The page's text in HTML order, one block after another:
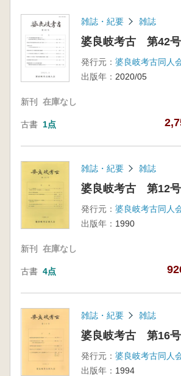
雑誌・紀要 雑誌
婆良岐考古 第42号
発行元： 婆良岐考古同人
出版年： 2020/05
新刊 在庫なし
古書 1点
雑誌・紀要 雑誌
婆良岐考古 第12号
発行元： 婆良岐考古同人
出版年： 1990
新刊 在庫なし
古書 4点
雑誌・紀要 雑誌
婆良岐考古 第16号
発行元： 婆良岐考古同人
出版年： 1994